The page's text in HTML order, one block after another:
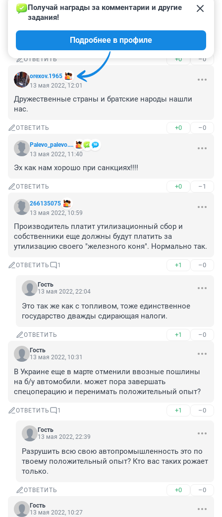
Гость
ну что, Вовка, проинформируй нас честно
ОТВЕТИТЬ +0 –0
orexov.1965
Получай награды за комментарии и другие
задания!
Подробнее в профиле
13 мая 2022, 12:01
Дружественные страны и братские народы нашли
нас.
ОТВЕТИТЬ +0 –0
Palevo_palevo....
13 мая 2022, 11:40
Эх как нам хорошо при санкциях!!!!
ОТВЕТИТЬ +0 –1
266135075
13 мая 2022, 10:59
Производитель платит утилизационный сбор и
собственники еще должны будут платить за
утилизацию своего "железного коня". Нормально так.
ОТВЕТИТЬ 1 +1 –0
Гость
13 мая 2022, 22:04
Это так же как с топливом, тоже единственное
государство дважды сдирающая налоги.
ОТВЕТИТЬ +1 –0
Гость
13 мая 2022, 10:31
В Украине еще в марте отменили ввозные пошлины
на б/у автомобили. может пора завершать
спецоперацию и перенимать положительный опыт?
ОТВЕТИТЬ 1 +1 –0
Гость
13 мая 2022, 22:39
Разрушить всю свою автопромышленность это по
твоему положительный опыт? Кто вас таких рожает
только.
ОТВЕТИТЬ +0 –0
Гость
13 мая 2022, 10:27